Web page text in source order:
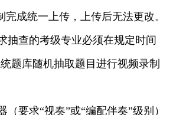
完成统一上传，上传后无法更改。
抽查的考级专业必须在规定时间
题库随机抽取题目进行视频录制
（要求“视奏”或“编配伴奏”级别）